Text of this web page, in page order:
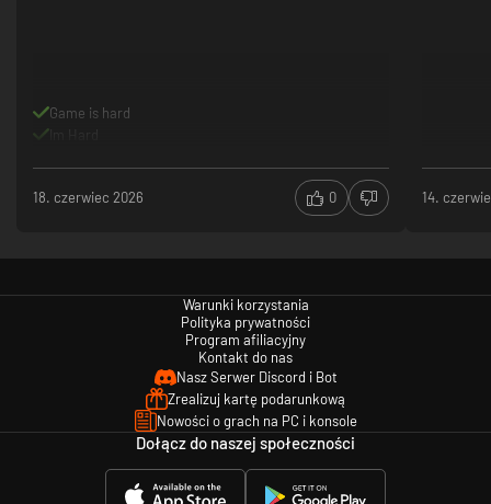
Game is hard
18. czerwiec 2026 0 14.
Warunki korzystania
Polityka prywatności
Program afiliacyjny
Kontakt do nas
Nasz Serwer Discord i Bot
Zrealizuj kartę podarunkową
Nowości o grach na PC i konsole
Dołącz do naszej społeczności